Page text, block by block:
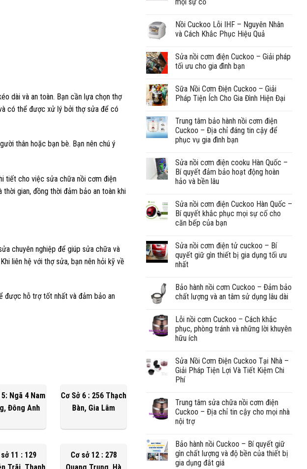
dài và an toàn. Bạn cần lựa chọn thợ
có thể được xử lý bởi thợ sửa để có
thân hoặc bạn bè. Bạn nên chú ý
tiết cho việc sửa chữa nồi cơm điện
gian, đồng thời đảm bảo an toàn khi
chuyên nghiệp để giúp sửa chữa và
liên hệ với thợ sửa, bạn nên hỏi kỹ về
được hỗ trợ tốt nhất và đảm bảo an
Ngã 4 Nam
Đông Anh
Cơ Sở 6 : 256 Thạch
Bàn, Gia Lâm
11 : 129
Cơ sở 12 : 278
Nồi Cuckoo Lỗi IHF – Nguyên Nhân
và Cách Khắc Phục Hiệu Quả
Sửa nồi cơm điện Cuckoo – Giải pháp
tối ưu cho gia đình bạn
Sữa Nồi Cơm Điện Cuckoo – Giải
Pháp Tiện Ích Cho Gia Đình Hiện Đại
Trung tâm bảo hành nồi cơm điện
Cuckoo – Địa chỉ đáng tin cậy để
phục vụ gia đình bạn
Sửa nồi cơm điện cooku Hàn Quốc –
Bí quyết đảm bảo hoạt động hoàn
hảo và bền lâu
Sửa nồi cơm điện Cuckoo Hàn Quốc –
Bí quyết khắc phục mọi sự cố cho
căn bếp của bạn
Sửa nồi cơm điện tử cuckoo – Bí
quyết giữ gìn thiết bị gia dụng tối ưu
nhất
Bảo hành nồi cơm Cuckoo – Đảm bảo
chất lượng và an tâm sử dụng lâu dài
Lỗi nồi cơm Cuckoo – Cách khắc
phục, phòng tránh và những lời khuyên
hữu ích
Sửa Nồi Cơm Điện Cuckoo Tại Nhà –
Giải Pháp Tiện Lợi Và Tiết Kiệm Chi
Phí
Trung tâm sửa chữa nồi cơm điện
Cuckoo – Địa chỉ tin cậy cho mọi nhà
nội trợ
Bảo hành nồi Cuckoo – Bí quyết giữ
gìn chất lượng và độ bền của thiết bị
gia dụng đắt giá